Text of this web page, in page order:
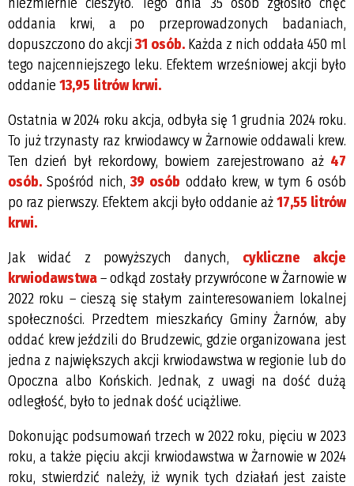
oddania krwi, a po przeprowadzonych badaniach,
dopuszczono do akcji31 osób. Każda z nich oddała 450 ml
tego najcenniejszego leku. Efektem wrześniowej akcji było
oddanie 13,95 litrów krwi.
Ostatnia w 2024 roku akcja, odbyła się 1 grudnia 2024 roku.
To już trzynasty raz krwiodawcy w Żarnowie oddawali krew.
Ten dzień był rekordowy, bowiem zarejestrowano aż 47
osób. Spośród nich,39 osób oddało krew, w tym 6 osób
po raz pierwszy. Efektem akcji było oddanie aż17,55 litrów
krwi.
Jak widać z powyższych danych, cykliczne akcje
krwiodawstwa– odkąd zostały przywrócone w Żarnowie w
2022 roku – cieszą się stałym zainteresowaniem lokalnej
społeczności. Przedtem mieszkańcy Gminy Żarnów, aby
oddać krew jeździli do Brudzewic, gdzie organizowana jest
jedna z największych akcji krwiodawstwa w regionie lub do
Opoczna albo Końskich. Jednak, z uwagi na dość dużą
odległość, było to jednak dość uciążliwe.
Dokonując podsumowań trzech w 2022 roku, pięciu w 2023
roku, a także pięciu akcji krwiodawstwa w Żarnowie w 2024
roku, stwierdzić należy, iż wynik tych działań jest zaiste